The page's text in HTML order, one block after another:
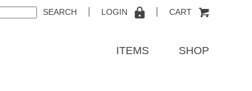
CART
LOGIN
SEARCH
SHOP
ITEMS